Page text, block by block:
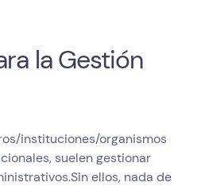
la Gestión
instituciones/organismos
suelen gestionar
ellos, nada de